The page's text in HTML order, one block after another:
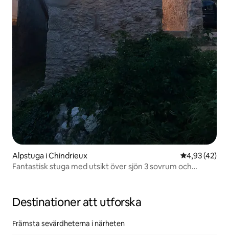
Alpstuga i Chindrieux 4,93 av 5 i
4,93 (42)
Fantastisk stuga med utsikt över sjön 3 sovrum och
Destinationer att utforska
Främsta sevärdheterna i närheten